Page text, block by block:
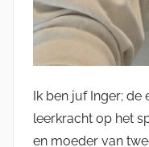
Ik ben juf Inger; de
leerkracht op het
en moeder van